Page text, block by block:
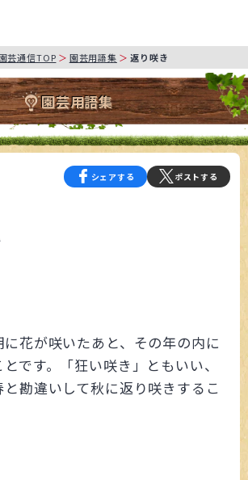
芸通信TOP 園芸用語集 返り咲き
園芸用語集
シェアする ポストする
に花が咲いたあと、その年の内に
です。「狂い咲き」ともいい、
勘違いして秋に返り咲きするこ